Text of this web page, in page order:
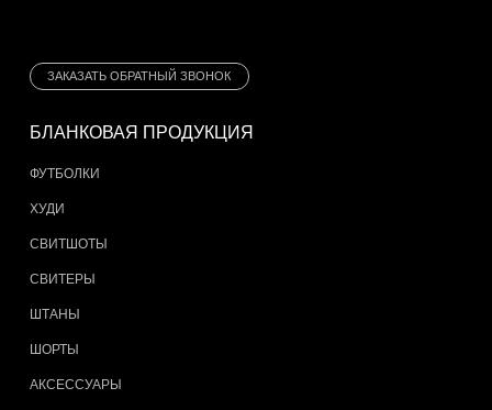
БЛАНКОВАЯ ПРОДУКЦИЯ
ЗАКАЗАТЬ ОБРАТНЫЙ ЗВОНОК
ФУТБОЛКИ
ХУДИ
СВИТШОТЫ
СВИТЕРЫ
ШТАНЫ
ШОРТЫ
АКСЕССУАРЫ